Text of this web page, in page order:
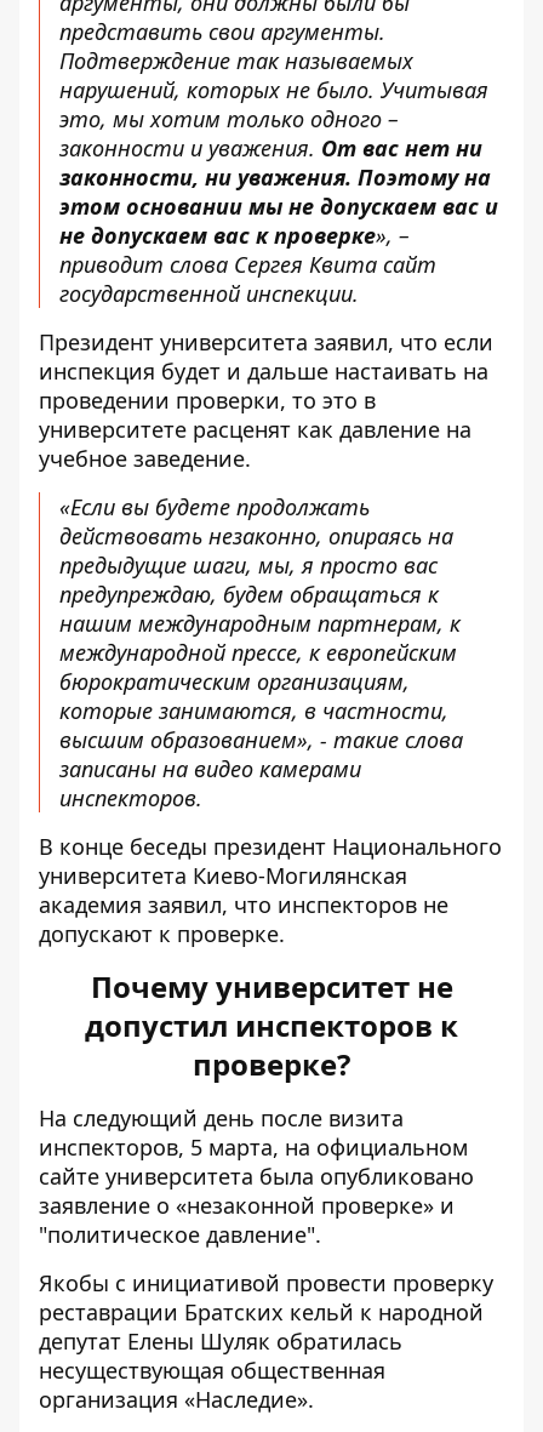
представить свои аргументы.
Подтверждение так называемых
нарушений, которых не было. Учитывая
это, мы хотим только одного –
законности и уважения. От вас нет ни
законности, ни уважения. Поэтому на
этом основании мы не допускаем вас и
не допускаем вас к проверке», –
приводит слова Сергея Квита сайт
государственной инспекции.
Президент университета заявил, что если
инспекция будет и дальше настаивать на
проведении проверки, то это в
университете расценят как давление на
учебное заведение.
«Если вы будете продолжать
действовать незаконно, опираясь на
предыдущие шаги, мы, я просто вас
предупреждаю, будем обращаться к
нашим международным партнерам, к
международной прессе, к европейским
бюрократическим организациям,
которые занимаются, в частности,
высшим образованием», - такие слова
записаны на видео камерами
инспекторов.
В конце беседы президент Национального
университета Киево-Могилянская
академия заявил, что инспекторов не
допускают к проверке.
Почему университет не
допустил инспекторов к
проверке?
На следующий день после визита
инспекторов, 5 марта, на официальном
сайте университета была опубликовано
заявление о «незаконной проверке» и
"политическое давление".
Якобы с инициативой провести проверку
реставрации Братских кельй к народной
депутат Елены Шуляк обратилась
несуществующая общественная
организация «Наследие».